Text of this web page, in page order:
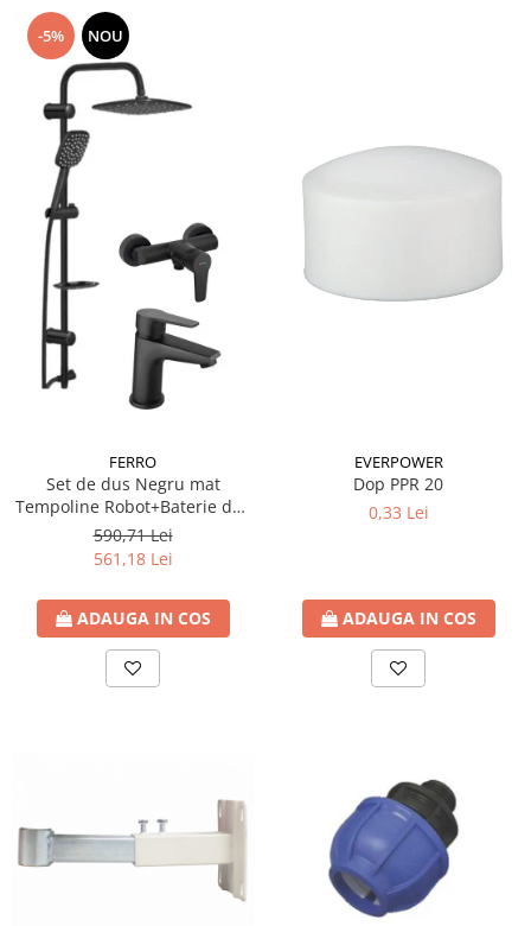
-5% NOU
FERRO
Set de dus Negru mat
Tempoline Robot+Baterie dus
Ferro BTR7BL+Baterie lavoar
BTR2BL
590,71 Lei
561,18 Lei
ADAUGA IN COS
EVERPOWER
Dop PPR 20
0,33 Lei
ADAUGA IN COS